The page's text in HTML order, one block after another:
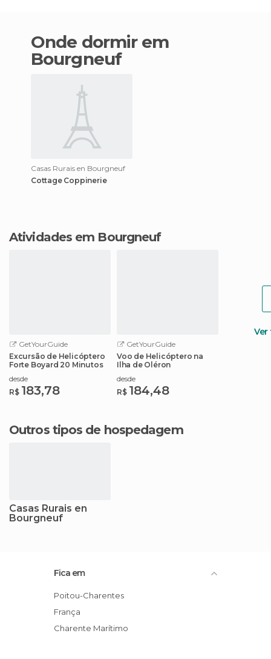
Onde dormir em
Bourgneuf
Casas Rurais en Bourgneuf
Cottage Coppinerie
Atividades em Bourgneuf
GetYourGuide
Excursão de Helicóptero
Forte Boyard 20 Minutos
desde
R$ 183,78
GetYourGuide
Voo de Helicóptero na
Ilha de Oléron
desde
R$ 184,48
Outros tipos de hospedagem
Casas Rurais en
Bourgneuf
Fica em
Poitou-Charentes
França
Charente Marítimo